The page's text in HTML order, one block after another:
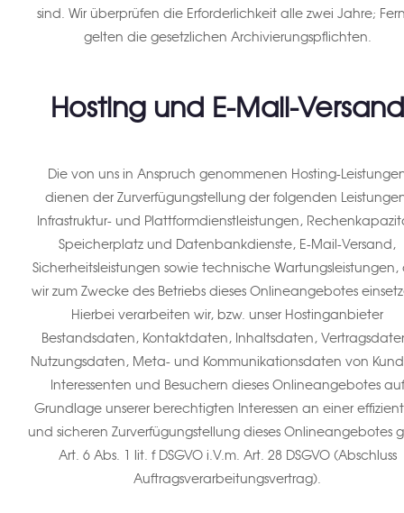
sind. Wir überprüfen die Erforderlichkeit alle zwei Jahre;
gelten die gesetzlichen Archivierungspflichten.
Hosting und E-Mail-Versand
Die von uns in Anspruch genommenen Hosting-
dienen der Zurverfügungstellung der folgenden
Infrastruktur- und Plattformdienstleistungen,
Speicherplatz und Datenbankdienste, E-Mail-Versand,
Sicherheitsleistungen sowie technische Wartungsleistungen,
wir zum Zwecke des Betriebs dieses Onlineangebotes
Hierbei verarbeiten wir, bzw. unser Hostinganbieter
Bestandsdaten, Kontaktdaten, Inhaltsdaten,
Nutzungsdaten, Meta- und Kommunikationsdaten von
Interessenten und Besuchern dieses Onlineangebotes auf
Grundlage unserer berechtigten Interessen an einer
und sicheren Zurverfügungstellung dieses Onlineangebotes
Art. 6 Abs. 1 lit. f DSGVO i.V.m. Art. 28 DSGVO (Abschluss
Auftragsverarbeitungsvertrag).